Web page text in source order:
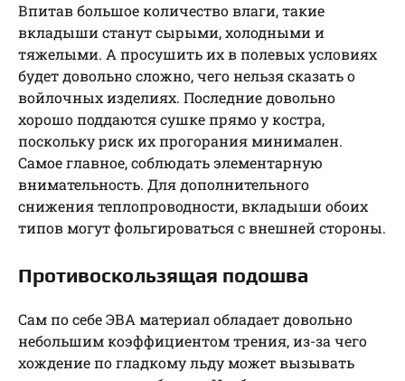
Впитав большое количество влаги, такие
вкладыши станут сырыми, холодными и
тяжелыми. А просушить их в полевых условиях
будет довольно сложно, чего нельзя сказать о
войлочных изделиях. Последние довольно
хорошо поддаются сушке прямо у костра,
поскольку риск их прогорания минимален.
Самое главное, соблюдать элементарную
внимательность. Для дополнительного
снижения теплопроводности, вкладыши обоих
типов могут фольгироваться с внешней стороны.
Противоскользящая подошва
Сам по себе ЭВА материал обладает довольно
небольшим коэффициентом трения, из-за чего
хождение по гладкому льду может вызывать